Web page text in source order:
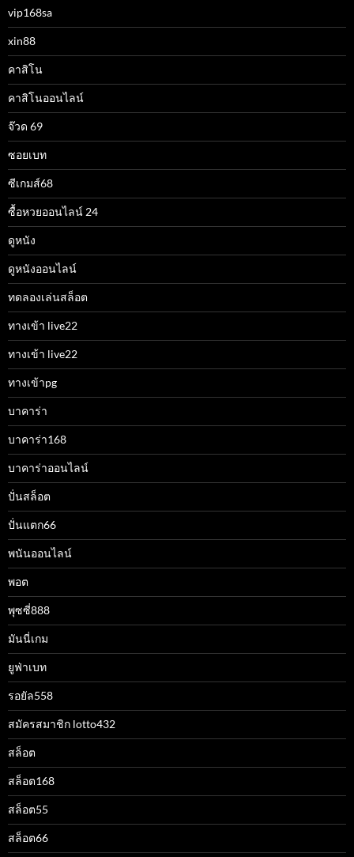
vip168sa
xin88
คาสิโน
คาสิโนออนไลน์
จ๊วด 69
ซอยเบท
ซีเกมส์68
ซื้อหวยออนไลน์ 24
ดูหนัง
ดูหนังออนไลน์
ทดลองเล่นสล็อต
ทางเข้า live22
ทางเข้า live22
ทางเข้าpg
บาคาร่า
บาคาร่า168
บาคาร่าออนไลน์
ปั่นสล็อต
ปั่นแตก66
พนันออนไลน์
พอต
พุซซี่888
มันนี่เกม
ยูฟ่าเบท
รอยัล558
สมัครสมาชิก lotto432
สล็อต
สล็อต168
สล็อต55
สล็อต66